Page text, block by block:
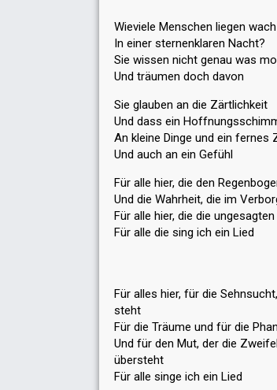
Wieviele Menschen liegen wach
In einer sternenklaren Nacht?
Sie wissen nicht genau was
Und träumen doch davon
Sie glauben an die Zärtlichkeit
Und dass ein
An kleine Dinge und ein fernes
Und auch an ein Gefühl
Für alle hier, die den
Und die Wahrheit, die im
Für alle hier, die die
Für alle die sing ich ein Lied
Für alles hier, für die
steht
Für die Träume und für die
Und für den Mut, der die
übersteht
Für alle singe ich ein Lied